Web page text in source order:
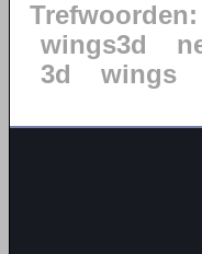
Trefwoorden:
wings3d
3d
wings